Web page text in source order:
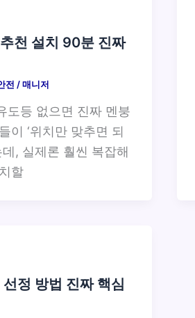
천 설치 90분 진짜
전 /매니저
도등 없으면 진짜 멘붕
이 ‘위치만 맞추면 되
데, 실제론 훨씬 복잡해
할
정 방법 진짜 핵심